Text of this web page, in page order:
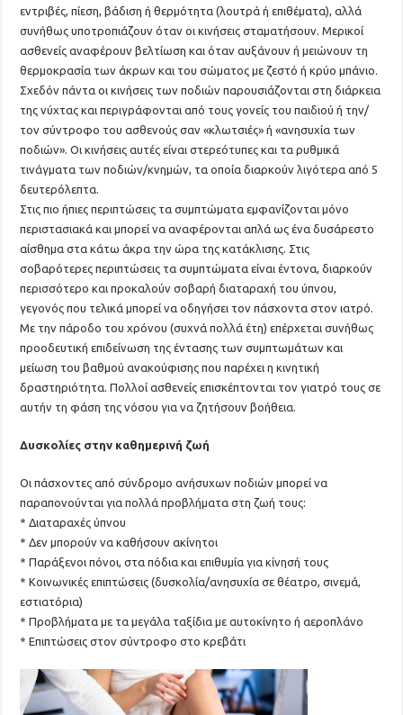
εντριβές, πίεση, βάδιση ή θερμότητα (λουτρά ή επιθέματα), αλλά
συνήθως υποτροπιάζουν όταν οι κινήσεις σταματήσουν. Μερικοί
ασθενείς αναφέρουν βελτίωση και όταν αυξάνουν ή μειώνουν τη
θερμοκρασία των άκρων και του σώματος με ζεστό ή κρύο μπάνιο.
Σχεδόν πάντα οι κινήσεις των ποδιών παρουσιάζονται στη διάρκεια
της νύχτας και περιγράφονται από τους γονείς του παιδιού ή την/
τον σύντροφο του ασθενούς σαν «κλωτσιές» ή «ανησυχία των
ποδιών». Οι κινήσεις αυτές είναι στερεότυπες και τα ρυθμικά
τινάγματα των ποδιών/κνημών, τα οποία διαρκούν λιγότερα από 5
δευτερόλεπτα.
Στις πιο ήπιες περιπτώσεις τα συμπτώματα εμφανίζονται μόνο
περιστασιακά και μπορεί να αναφέρονται απλά ως ένα δυσάρεστο
αίσθημα στα κάτω άκρα την ώρα της κατάκλισης. Στις
σοβαρότερες περιπτώσεις τα συμπτώματα είναι έντονα, διαρκούν
περισσότερο και προκαλούν σοβαρή διαταραχή του ύπνου,
γεγονός που τελικά μπορεί να οδηγήσει τον πάσχοντα στον ιατρό.
Με την πάροδο του χρόνου (συχνά πολλά έτη) επέρχεται συνήθως
προοδευτική επιδείνωση της έντασης των συμπτωμάτων και
μείωση του βαθμού ανακούφισης που παρέχει η κινητική
δραστηριότητα. Πολλοί ασθενείς επισκέπτονται τον γιατρό τους σε
αυτήν τη φάση της νόσου για να ζητήσουν βοήθεια.
Δυσκολίες στην καθημερινή ζωή
Οι πάσχοντες από σύνδρομο ανήσυχων ποδιών μπορεί να
παραπονούνται για πολλά προβλήματα στη ζωή τους:
* Διαταραχές ύπνου
* Δεν μπορούν να καθήσουν ακίνητοι
* Παράξενοι πόνοι, στα πόδια και επιθυμία για κίνησή τους
* Κοινωνικές επιπτώσεις (δυσκολία/ανησυχία σε θέατρο, σινεμά,
εστιατόρια)
* Προβλήματα με τα μεγάλα ταξίδια με αυτοκίνητο ή αεροπλάνο
* Επιπτώσεις στον σύντροφο στο κρεβάτι